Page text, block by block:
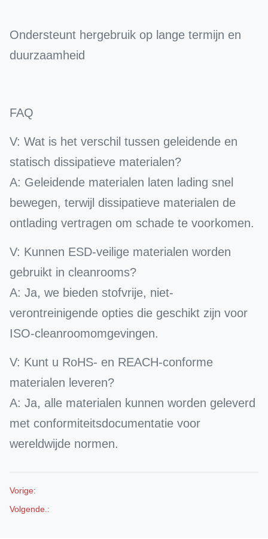
Ondersteunt hergebruik op lange termijn en
duurzaamheid
FAQ
V: Wat is het verschil tussen geleidende en
statisch dissipatieve materialen?
A: Geleidende materialen laten lading snel
bewegen, terwijl dissipatieve materialen de
ontlading vertragen om schade te voorkomen.
V: Kunnen ESD-veilige materialen worden
gebruikt in cleanrooms?
A: Ja, we bieden stofvrije, niet-
verontreinigende opties die geschikt zijn voor
ISO-cleanroomomgevingen.
V: Kunt u RoHS- en REACH-conforme
materialen leveren?
A: Ja, alle materialen kunnen worden geleverd
met conformiteitsdocumentatie voor
wereldwijde normen.
Vorige:
Volgende.: